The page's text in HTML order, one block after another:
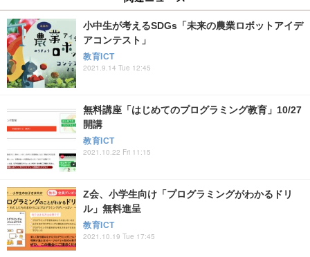
小中生が考えるSDGs「未来の農業ロボットアイデ
アコンテスト」
教育ICT
2021.9.14 Tue 12:45
無料講座「はじめてのプログラミング教育」10/27
開講
教育ICT
2021.10.22 Fri 11:15
Z会、小学生向け「プログラミングがわかるドリ
ル」無料進呈
教育ICT
2021.10.19 Tue 17:45